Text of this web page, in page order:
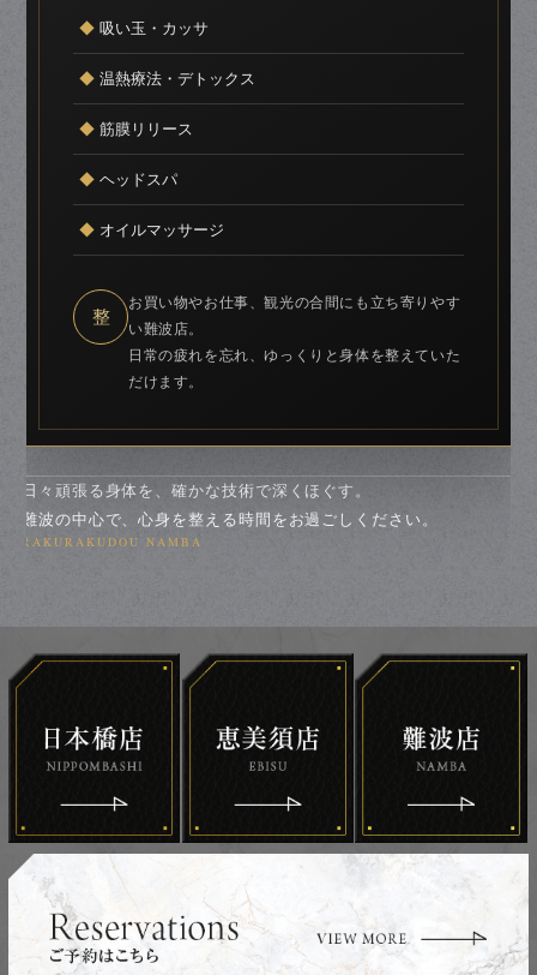
◆ 吸い玉・カッサ
◆ 温熱療法・デトックス
◆ 筋膜リリース
◆ ヘッドスパ
◆ オイルマッサージ
整
お買い物やお仕事、観光の合間にも立ち寄りやす
い難波店。
日常の疲れを忘れ、ゆっくりと身体を整えていた
だけます。
日々頑張る身体を、確かな技術で深くほぐす。
難波の中心で、心身を整える時間をお過ごしください。
RAKURAKUDOU NAMBA